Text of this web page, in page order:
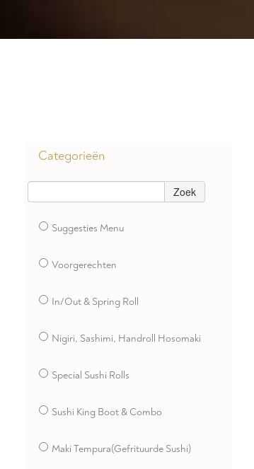
Categorieën
Zoek
Suggesties Menu
Voorgerechten
In/Out & Spring Roll
Nigiri, Sashimi, Handroll Hosomaki
Special Sushi Rolls
Sushi King Boot & Combo
Maki Tempura(Gefrituurde Sushi)